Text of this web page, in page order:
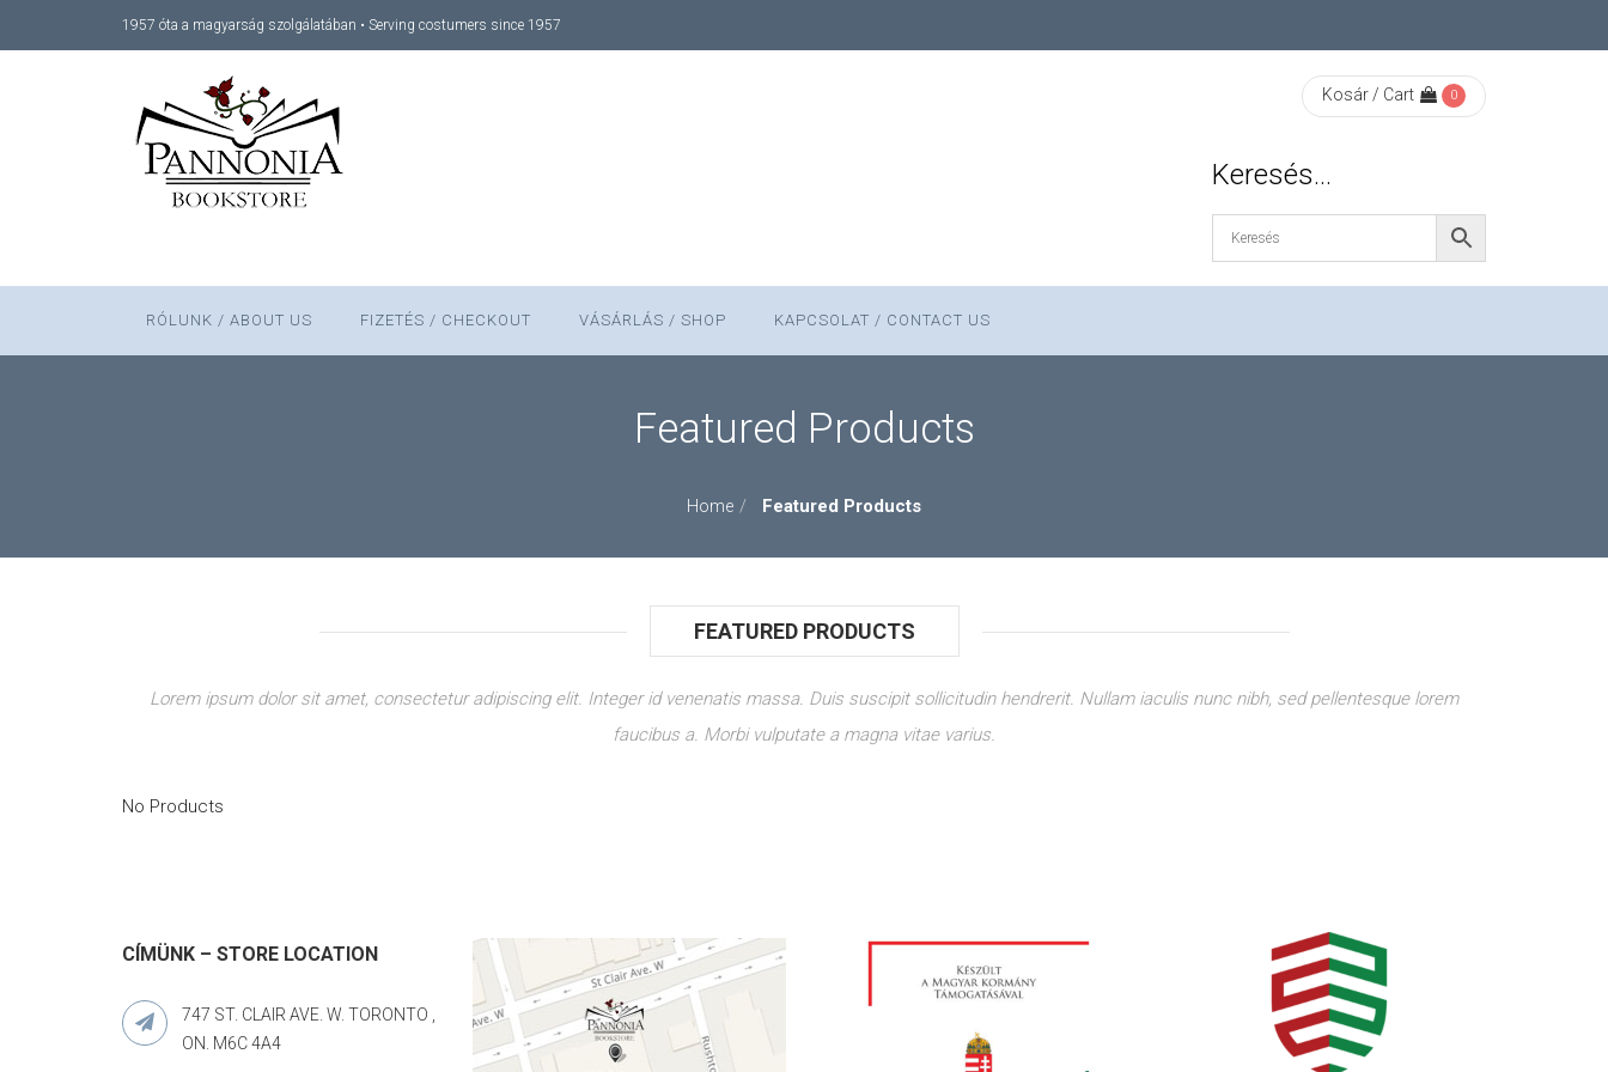
1957 óta a magyarság szolgálatában • Serving costumers since 1957
Kosár / Cart 0
Keresés…
RÓLUNK / ABOUT US FIZETÉS / CHECKOUT VÁSÁRLÁS / SHOP KAPCSOLAT / CONTACT US
Featured Products
Home Featured Products
FEATURED PRODUCTS
Lorem ipsum dolor sit amet, consectetur adipiscing elit. Integer id venenatis massa. Duis suscipit sollicitudin hendrerit. Nullam iaculis nunc nibh, sed pellentesque lorem
faucibus a. Morbi vulputate a magna vitae varius.
No Products
CÍMÜNK – STORE LOCATION
747 ST. CLAIR AVE. W. TORONTO ,
ON. M6C 4A4